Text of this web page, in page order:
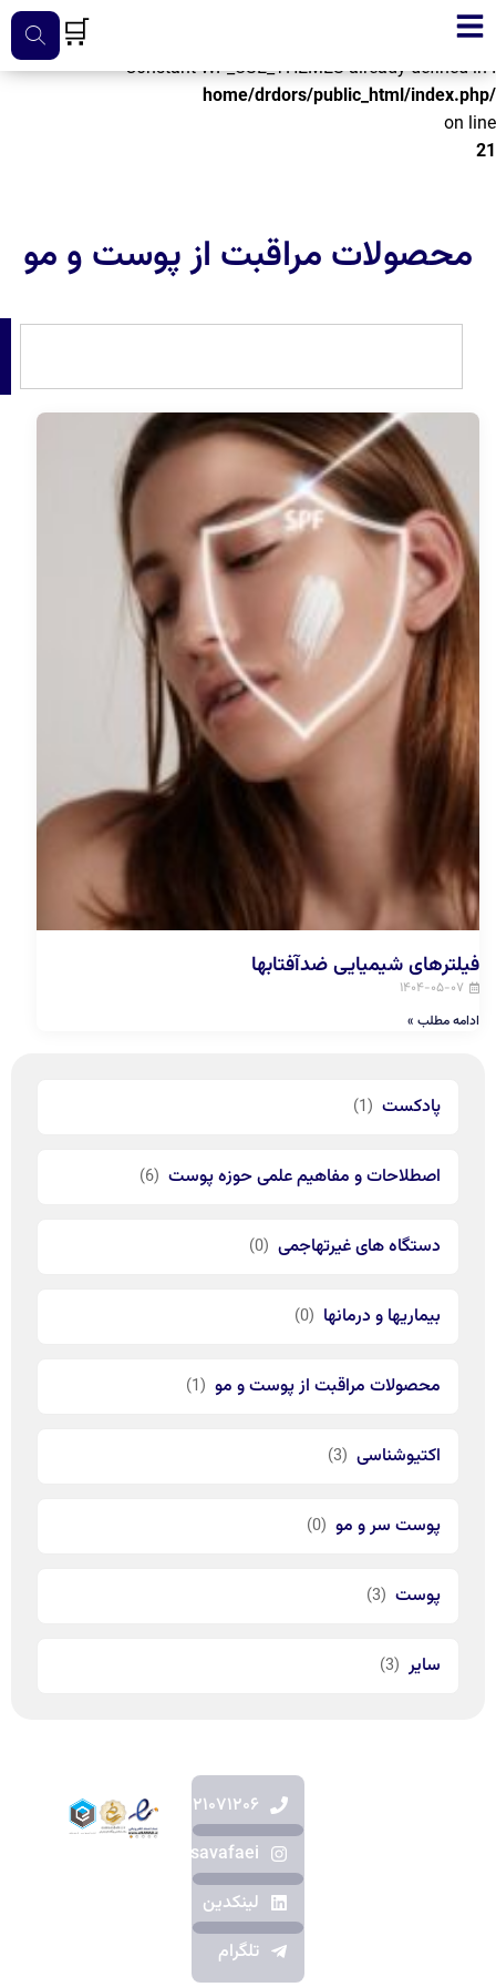
Warning
: Constant WP_USE_THEMES already defined in
/home/drdors/public_html/index.php
on line
21
🛒
محصولات مراقبت از پوست و مو
پادکست (1)
اصطلاحات و مفاهیم علمی حوزه پوست (6)
دستگاه های غیرتهاجمی (0)
بیماریها و درمانها (0)
محصولات مراقبت از پوست و مو (1)
اکتیوشناسی (3)
پوست سر و مو (0)
پوست (3)
سایر (3)
فیلترهای شیمیایی ضدآفتابها
۱۴۰۴-۰۵-۰۷
ادامه مطلب »
۰۹۱۲۱۰۷۱۲۰۶
dr.dorsavafaei
لینکدین
تلگرام